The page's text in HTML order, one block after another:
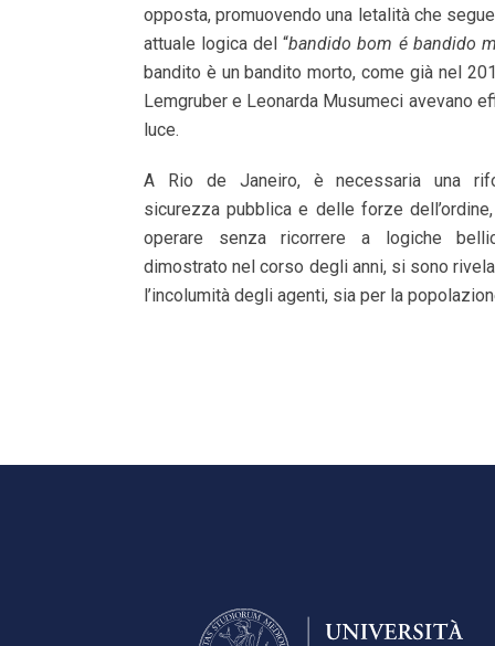
opposta, promuovendo una letalità che
attuale logica del “bandido bom é bandido
bandito è un bandito morto, come già nel
Lemgruber e Leonarda Musumeci avevano
luce.
A Rio de Janeiro, è necessaria una
sicurezza pubblica e delle forze
operare senza ricorrere a logiche
dimostrato nel corso degli anni, si sono
l’incolumità degli agenti, sia per la